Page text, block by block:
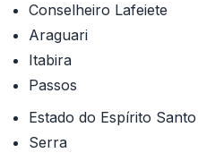
Conselheiro Lafeiete
Araguari
Itabira
Passos
Estado do Espírito Santo
Serra